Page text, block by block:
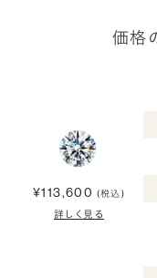
価格
¥113,600 (税込)
詳しく見る